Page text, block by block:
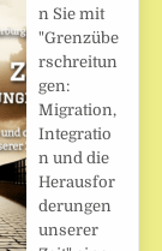
n Sie mit
"Grenzübe
rschreitun
gen:
Migration,
Integratio
n und die
Herausfor
derungen
unserer